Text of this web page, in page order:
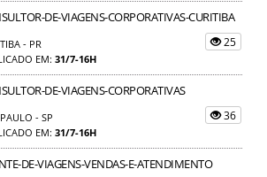
DE-VIAGENS-CORPORATIVAS-CURITIBA
- PR
EM: 31/7-16H
25
DE-VIAGENS-CORPORATIVAS
- SP
EM: 31/7-16H
36
DE-VIAGENS-VENDAS-E-ATENDIMENTO